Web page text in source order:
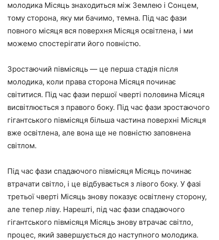
молодика Місяць знаходиться між Землею і Сонцем,
тому сторона, яку ми бачимо, темна. Під час фази
повного місяця вся поверхня Місяця освітлена, і ми
можемо спостерігати його повністю.
Зростаючий півмісяць — це перша стадія після
молодика, коли права сторона Місяця починає
світитися. Під час фази першої чверті половина Місяця
висвітлюється з правого боку. Під час фази зростаючого
гігантського півмісяця більша частина поверхні Місяця
вже освітлена, але вона ще не повністю заповнена
світлом.
Під час фази спадаючого півмісяця Місяць починає
втрачати світло, і це відбувається з лівого боку. У фазі
третьої чверті Місяць знову показує освітлену сторону,
але тепер ліву. Нарешті, під час фази спадаючого
гігантського півмісяця Місяць знову втрачає світло,
процес, який завершується до наступного молодика.